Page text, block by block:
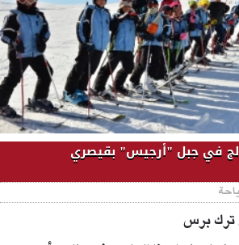
في جبل "أرجيس" بقيصري
برس